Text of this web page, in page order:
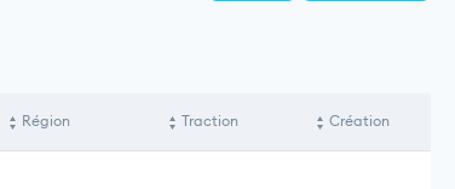
Région Traction Création